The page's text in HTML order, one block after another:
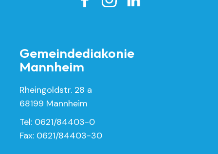
Gemeindediakonie
Mannheim
Rheingoldstr. 28 a
68199 Mannheim
Tel: 0621/84403-0
Fax: 0621/84403-30